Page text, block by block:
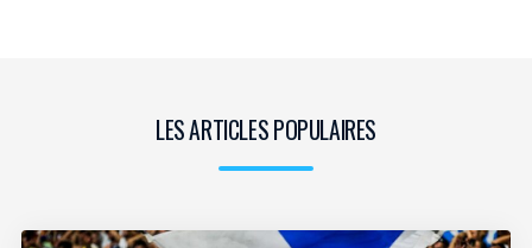
LES ARTICLES POPULAIRES